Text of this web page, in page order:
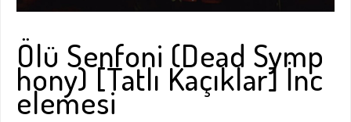
Ölü Senfoni (Dead Symp
hony) [Tatlı Kaçıklar] İnc
elemesi